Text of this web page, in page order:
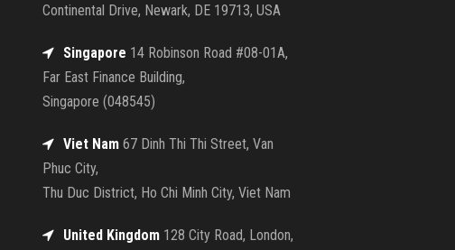
Continental Drive, Newark, DE 19713, USA
Singapore 14 Robinson Road #08-01A,
Far East Finance Building,
Singapore (048545)
Viet Nam 67 Dinh Thi Thi Street, Van
Phuc City,
Thu Duc District, Ho Chi Minh City, Viet Nam
United Kingdom 128 City Road, London,